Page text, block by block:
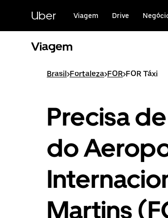
conteúdo
Uber Viagem Drive
Viagem
Brasil>Fortaleza>FOR>FOR Táxi
Precisa
do
Martins